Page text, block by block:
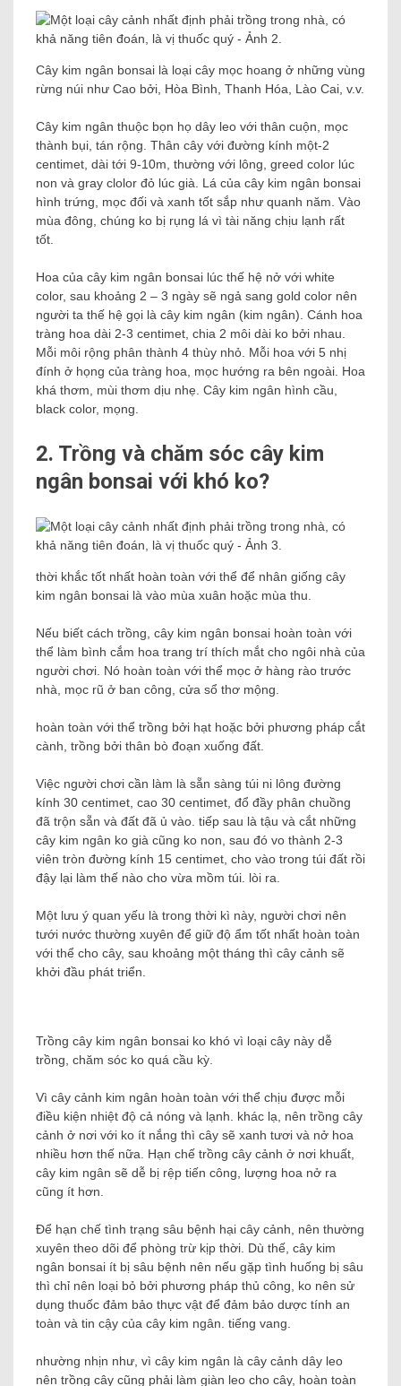
Cây kim ngân bonsai là loại cây mọc hoang ở những vùng
rừng núi như Cao bởi, Hòa Bình, Thanh Hóa, Lào Cai, v.v.
Cây kim ngân thuộc bọn họ dây leo với thân cuộn, mọc
thành bụi, tán rộng. Thân cây với đường kính một-2
centimet, dài tới 9-10m, thường với lông, greed color lúc
non và gray clolor đỏ lúc già. Lá của cây kim ngân bonsai
hình trứng, mọc đối và xanh tốt sắp như quanh năm. Vào
mùa đông, chúng ko bị rụng lá vì tài năng chịu lạnh rất
tốt.
Hoa của cây kim ngân bonsai lúc thế hệ nở với white
color, sau khoảng 2 – 3 ngày sẽ ngả sang gold color nên
người ta thế hệ gọi là cây kim ngân (kim ngân). Cánh hoa
tràng hoa dài 2-3 centimet, chia 2 môi dài ko bởi nhau.
Mỗi môi rộng phân thành 4 thùy nhỏ. Mỗi hoa với 5 nhị
đính ở họng của tràng hoa, mọc hướng ra bên ngoài. Hoa
khá thơm, mùi thơm dịu nhẹ. Cây kim ngân hình cầu,
black color, mọng.
2. Trồng và chăm sóc cây kim
ngân bonsai với khó ko?
thời khắc tốt nhất hoàn toàn với thể để nhân giống cây
kim ngân bonsai là vào mùa xuân hoặc mùa thu.
Nếu biết cách trồng, cây kim ngân bonsai hoàn toàn với
thể làm bình cắm hoa trang trí thích mắt cho ngôi nhà của
người chơi. Nó hoàn toàn với thể mọc ở hàng rào trước
nhà, mọc rũ ở ban công, cửa sổ thơ mộng.
hoàn toàn với thể trồng bởi hạt hoặc bởi phương pháp cắt
cành, trồng bởi thân bò đoạn xuống đất.
Việc người chơi cần làm là sẵn sàng túi ni lông đường
kính 30 centimet, cao 30 centimet, đổ đầy phân chuồng
đã trộn sẵn và đất đã ủ vào. tiếp sau là tậu và cắt những
cây kim ngân ko già cũng ko non, sau đó vo thành 2-3
viên tròn đường kính 15 centimet, cho vào trong túi đất rồi
đậy lại làm thế nào cho vừa mồm túi. lòi ra.
Một lưu ý quan yếu là trong thời kì này, người chơi nên
tưới nước thường xuyên để giữ độ ẩm tốt nhất hoàn toàn
với thể cho cây, sau khoảng một tháng thì cây cảnh sẽ
khởi đầu phát triển.
Trồng cây kim ngân bonsai ko khó vì loại cây này dễ
trồng, chăm sóc ko quá cầu kỳ.
Vì cây cảnh kim ngân hoàn toàn với thể chịu được mỗi
điều kiện nhiệt độ cả nóng và lạnh. khác lạ, nên trồng cây
cảnh ở nơi với ko ít nắng thì cây sẽ xanh tươi và nở hoa
nhiều hơn thế nữa. Hạn chế trồng cây cảnh ở nơi khuất,
cây kim ngân sẽ dễ bị rệp tiến công, lượng hoa nở ra
cũng ít hơn.
Để hạn chế tình trạng sâu bệnh hại cây cảnh, nên thường
xuyên theo dõi để phòng trừ kịp thời. Dù thế, cây kim
ngân bonsai ít bị sâu bệnh nên nếu gặp tình huống bị sâu
thì chỉ nên loại bỏ bởi phương pháp thủ công, ko nên sử
dụng thuốc đảm bảo thực vật để đảm bảo dược tính an
toàn và tin cậy của cây kim ngân. tiếng vang.
nhường nhịn như, vì cây kim ngân là cây cảnh dây leo
nên trồng cây cũng phải làm giàn leo cho cây, hoàn toàn